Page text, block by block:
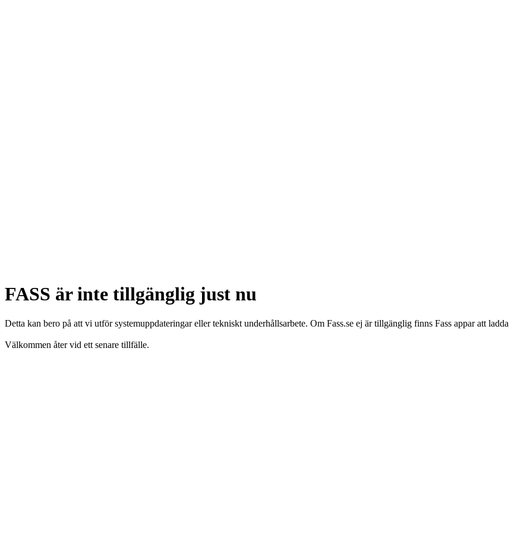
FASS är inte tillgänglig just nu
Detta kan bero på att vi utför systemuppdateringar eller tekniskt underhållsarbete. Om Fass.se ej är tillgänglig finns Fass appar att
Välkommen åter vid ett senare tillfälle.